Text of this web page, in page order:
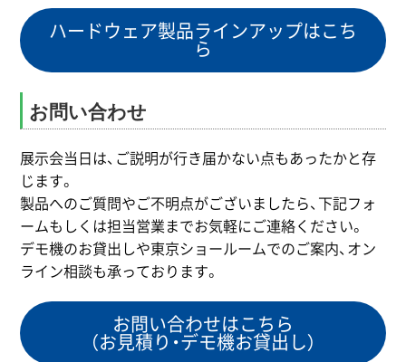
ハードウェア製品ラインアップはこち
ら
お問い合わせ
展示会当日は、ご説明が行き届かない点もあったかと存
じます。
製品へのご質問やご不明点がございましたら、下記フォ
ームもしくは担当営業までお気軽にご連絡ください。
デモ機のお貸出しや東京ショールームでのご案内、オン
ライン相談も承っております。
お問い合わせはこちら
（お見積り・デモ機お貸出し）